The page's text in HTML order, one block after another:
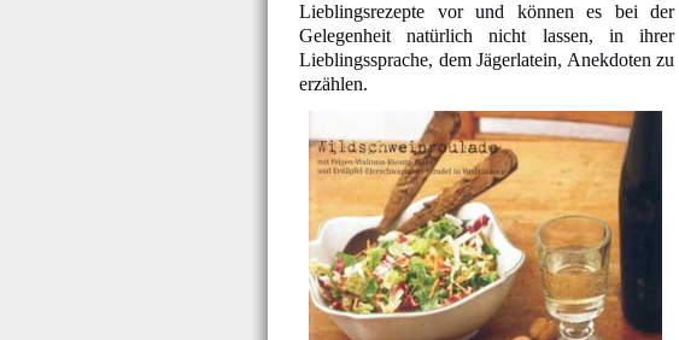
Lieblingsrezepte vor und können es bei der
Gelegenheit natürlich nicht lassen, in ihrer
Lieblingssprache, dem Jägerlatein, Anekdoten zu
erzählen.